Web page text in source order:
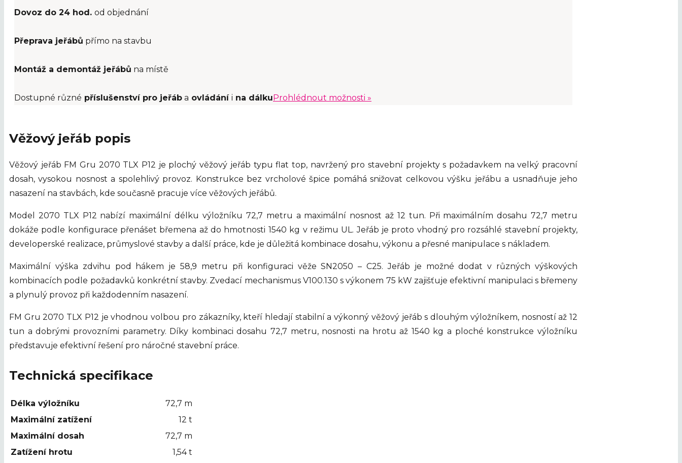
Dovoz do 24 hod. od objednání
Přeprava jeřábů přímo na stavbu
Montáž a demontáž jeřábů na místě
Dostupné různé příslušenství pro jeřáb a ovládání i na dálkuProhlédnout možnosti »
Věžový jeřáb popis
Věžový jeřáb FM Gru 2070 TLX P12 je plochý věžový jeřáb typu flat top, navržený pro stavební projekty s požadavkem na velký pracovní
dosah, vysokou nosnost a spolehlivý provoz. Konstrukce bez vrcholové špice pomáhá snižovat celkovou výšku jeřábu a usnadňuje jeho
nasazení na stavbách, kde současně pracuje více věžových jeřábů.
Model 2070 TLX P12 nabízí maximální délku výložníku 72,7 metru a maximální nosnost až 12 tun. Při maximálním dosahu 72,7 metru
dokáže podle konfigurace přenášet břemena až do hmotnosti 1540 kg v režimu UL. Jeřáb je proto vhodný pro rozsáhlé stavební projekty,
developerské realizace, průmyslové stavby a další práce, kde je důležitá kombinace dosahu, výkonu a přesné manipulace s nákladem.
Maximální výška zdvihu pod hákem je 58,9 metru při konfiguraci věže SN2050 – C25. Jeřáb je možné dodat v různých výškových
kombinacích podle požadavků konkrétní stavby. Zvedací mechanismus V100.130 s výkonem 75 kW zajišťuje efektivní manipulaci s břemeny
a plynulý provoz při každodenním nasazení.
FM Gru 2070 TLX P12 je vhodnou volbou pro zákazníky, kteří hledají stabilní a výkonný věžový jeřáb s dlouhým výložníkem, nosností až 12
tun a dobrými provozními parametry. Díky kombinaci dosahu 72,7 metru, nosnosti na hrotu až 1540 kg a ploché konstrukce výložníku
představuje efektivní řešení pro náročné stavební práce.
Technická specifikace
Délka výložníku
72,7 m
Maximální zatížení
12 t
Maximální dosah
72,7 m
Zatížení hrotu
1,54 t